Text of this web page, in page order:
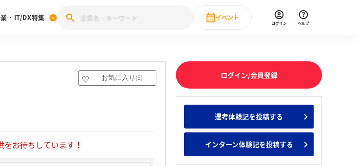
体験記投稿キャンペーン
みんなの新卒就職人気企業ランキング みんなのインターン人気企業ランキ
・IT/DX特集
企業特集 27卒 IT・DX企業特集 28卒 IT・DX現場社員インタビュー
イベント
直近のイベント一覧
ログイン ヘルプ
お気に入り (6)
お待ちしています！
ログイン/会員登録
選考体験記を投稿する
インターン体験記を投稿する